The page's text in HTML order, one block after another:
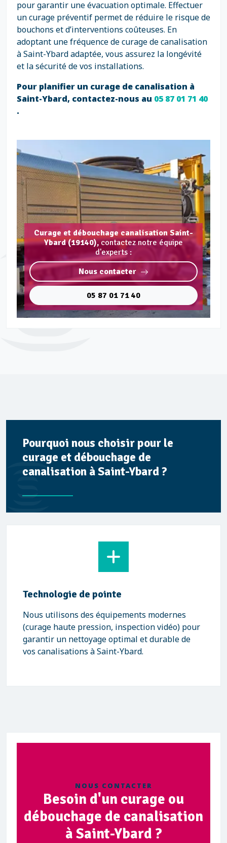
pour garantir une évacuation optimale. Effectuer
un curage préventif permet de réduire le risque de
bouchons et d’interventions coûteuses. En
adoptant une fréquence de curage de canalisation
à Saint-Ybard adaptée, vous assurez la longévité
et la sécurité de vos installations.
Pour planifier un curage de canalisation à
Saint-Ybard, contactez-nous au 05 87 01 71 40
.
Curage et débouchage canalisation Saint-
Ybard (19140),contactez notre équipe
d'experts :
Nous contacter
05 87 01 71 40
Pourquoi nous choisir pour le
curage et débouchage de
canalisation à Saint-Ybard ?
Technologie de pointe
Nous utilisons des équipements modernes
(curage haute pression, inspection vidéo) pour
garantir un nettoyage optimal et durable de
vos canalisations à Saint-Ybard.
NOUS CONTACTER
Besoin d'un curage ou
débouchage de canalisation
à Saint-Ybard ?